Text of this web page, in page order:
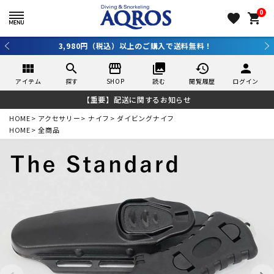
favorite 0
shopping_cart
3,980円（税込）以上のご購入で送料無料！
view_module
アイテム
search
探す
storefront
SHOP
collections
読む
history
閲覧履歴
person
ログイン
【重要】配送に関するお知らせ
HOME アクセサリー ナイフ
ダイビングナイフ
HOME
全商品